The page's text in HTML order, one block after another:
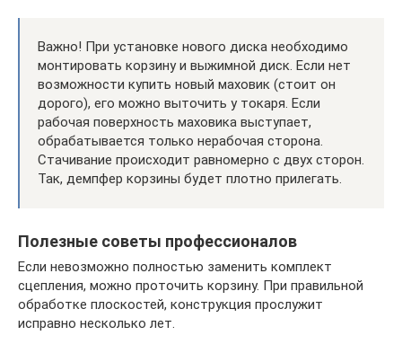
Важно! При установке нового диска необходимо
монтировать корзину и выжимной диск. Если нет
возможности купить новый маховик (стоит он
дорого), его можно выточить у токаря. Если
рабочая поверхность маховика выступает,
обрабатывается только нерабочая сторона.
Стачивание происходит равномерно с двух сторон.
Так, демпфер корзины будет плотно прилегать.
Полезные советы профессионалов
Если невозможно полностью заменить комплект
сцепления, можно проточить корзину. При правильной
обработке плоскостей, конструкция прослужит
исправно несколько лет.